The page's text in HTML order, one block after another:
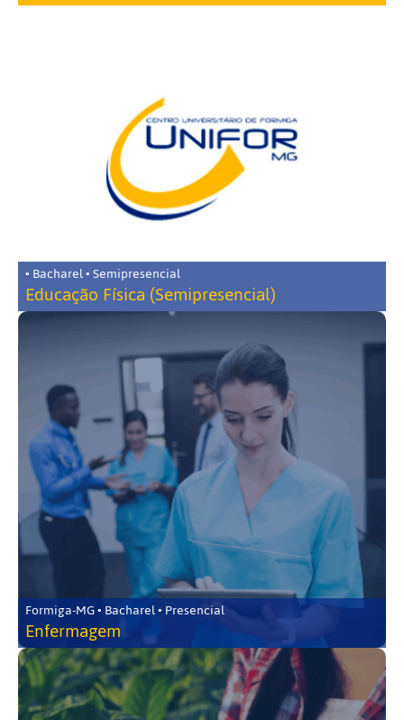
• Bacharel • Semipresencial
Educação Física (Semipresencial)
Formiga-MG • Bacharel • Presencial
Enfermagem